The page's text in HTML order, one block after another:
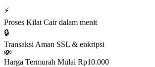
⚡
Proses Kilat Cair dalam menit
🔒
Transaksi Aman SSL & enkripsi
💸
Harga Termurah Mulai Rp10.000